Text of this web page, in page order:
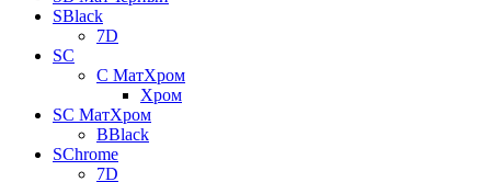
SBlack
7D
SC
C МатХром
Хром
SC МатХром
BBlack
SChrome
7D